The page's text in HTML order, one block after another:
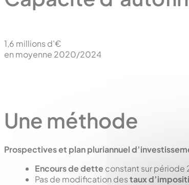
1,6 millions d'€
en moyenne 2020/2024
Une méthode
Prospectives et plan pluriannuel
Encours de dette constant sur
Pas de modification destaux